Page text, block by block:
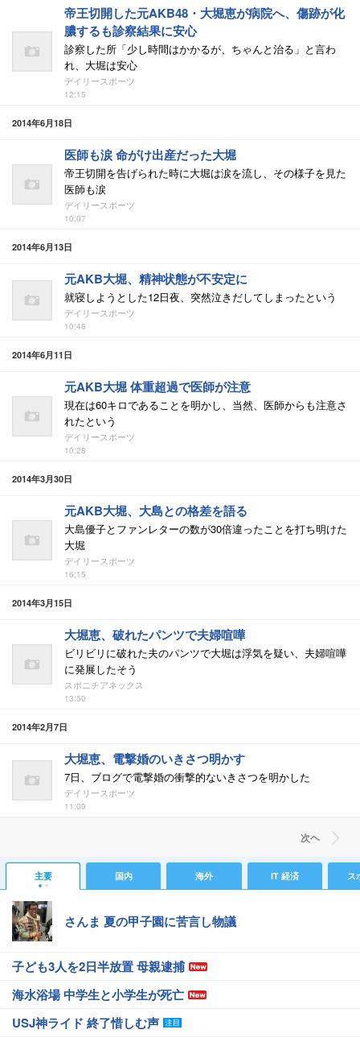
帝王切開した元AKB48・大堀恵が病院へ、傷跡が化
膿するも診察結果に安心
診察した所「少し時間はかかるが、ちゃんと治る」と言わ
れ、大堀は安心
デイリースポーツ
12:15
2014年6月18日
医師も涙 命がけ出産だった大堀
帝王切開を告げられた時に大堀は涙を流し、その様子を見た
医師も涙
デイリースポーツ
10:07
2014年6月13日
元AKB大堀、精神状態が不安定に
就寝しようとした12日夜、突然泣きだしてしまったという
デイリースポーツ
10:48
2014年6月11日
元AKB大堀 体重超過で医師が注意
現在は60キロであることを明かし、当然、医師からも注意さ
れたという
デイリースポーツ
10:28
2014年3月30日
元AKB大堀、大島との格差を語る
大島優子とファンレターの数が30倍違ったことを打ち明けた
大堀
デイリースポーツ
16:15
2014年3月15日
大堀恵、破れたパンツで夫婦喧嘩
ビリビリに破れた夫のパンツで大堀は浮気を疑い、夫婦喧嘩
に発展したそう
スポニチアネックス
13:50
2014年2月7日
大堀恵、電撃婚のいきさつ明かす
7日、ブログで電撃婚の衝撃的ないきさつを明かした
デイリースポーツ
11:09
次ヘ
主要 国内 海外 IT 経済 ス
さんま 夏の甲子園に苦言し物議
子ども3人を2日半放置 母親逮捕
海水浴場 中学生と小学生が死亡
USJ神ライド 終了惜しむ声